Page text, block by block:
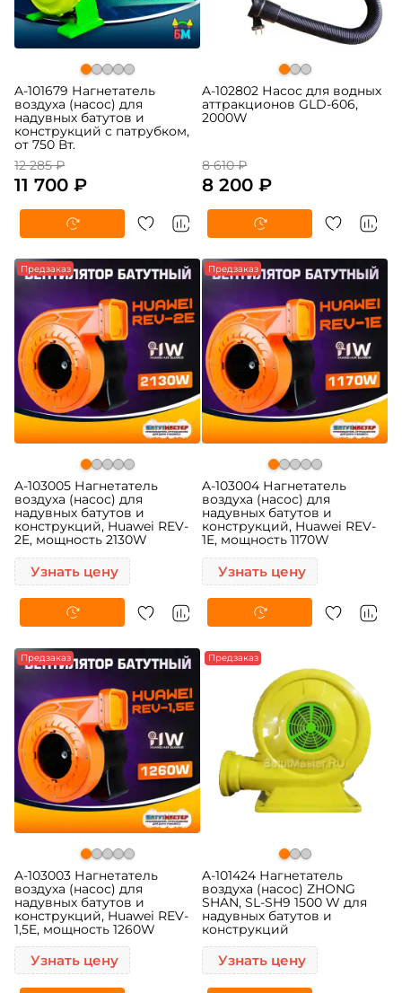
A-101679 Нагнетатель
воздуха (насос) для
надувных батутов и
конструкций с патрубком,
от 750 Вт.
12 285 ₽
11 700 ₽
A-102802 Насос для водных
аттракционов GLD-606,
2000W
8 610 ₽
8 200 ₽
Предзаказ
A-103005 Нагнетатель
воздуха (насос) для
надувных батутов и
конструкций, Huawei REV-
2E, мощность 2130W
Узнать цену
Предзаказ
A-103004 Нагнетатель
воздуха (насос) для
надувных батутов и
конструкций, Huawei REV-
1E, мощность 1170W
Узнать цену
Предзаказ
A-103003 Нагнетатель
воздуха (насос) для
надувных батутов и
конструкций, Huawei REV-
1,5E, мощность 1260W
Узнать цену
Предзаказ
A-101424 Нагнетатель
воздуха (насос) ZHONG
SHAN, SL-SH9 1500 W для
надувных батутов и
конструкций
Узнать цену